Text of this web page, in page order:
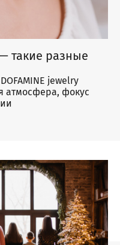
такие разные
jewelry
атмосфера, фокус